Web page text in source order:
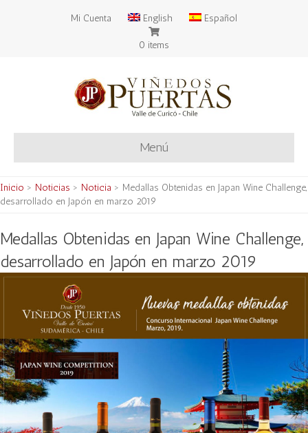
Mi Cuenta English Español
0 items
Menú
Inicio > Noticias > Noticia > Medallas Obtenidas en Japan Wine Challenge,
desarrollado en Japón en marzo 2019
Medallas Obtenidas en Japan Wine Challenge,
desarrollado en Japón en marzo 2019